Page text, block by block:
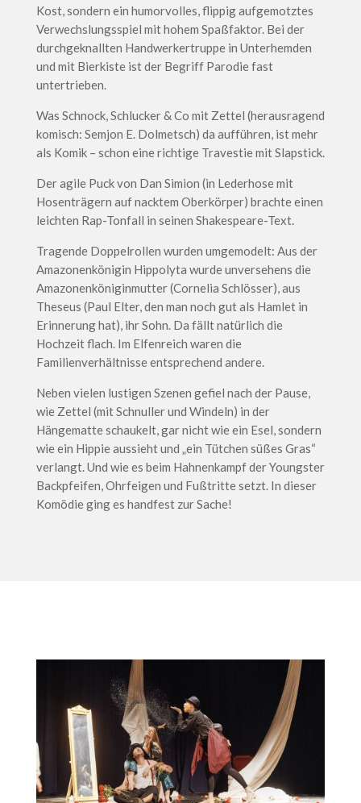
Kost, sondern ein humorvolles, flippig aufgemotztes
Verwechslungsspiel mit hohem Spaßfaktor. Bei der
durchgeknallten Handwerkertruppe in Unterhemden
und mit Bierkiste ist der Begriff Parodie fast
untertrieben.
Was Schnock, Schlucker & Co mit Zettel (herausragend
komisch: Semjon E. Dolmetsch) da aufführen, ist mehr
als Komik – schon eine richtige Travestie mit Slapstick.
Der agile Puck von Dan Simion (in Lederhose mit
Hosenträgern auf nacktem Oberkörper) brachte einen
leichten Rap-Tonfall in seinen Shakespeare-Text.
Tragende Doppelrollen wurden umgemodelt: Aus der
Amazonenkönigin Hippolyta wurde unversehens die
Amazonenköniginmutter (Cornelia Schlösser), aus
Theseus (Paul Elter, den man noch gut als Hamlet in
Erinnerung hat), ihr Sohn. Da fällt natürlich die
Hochzeit flach. Im Elfenreich waren die
Familienverhältnisse entsprechend andere.
Neben vielen lustigen Szenen gefiel nach der Pause,
wie Zettel (mit Schnuller und Windeln) in der
Hängematte schaukelt, gar nicht wie ein Esel, sondern
wie ein Hippie aussieht und „ein Tütchen süßes Gras“
verlangt. Und wie es beim Hahnenkampf der Youngster
Backpfeifen, Ohrfeigen und Fußtritte setzt. In dieser
Komödie ging es handfest zur Sache!